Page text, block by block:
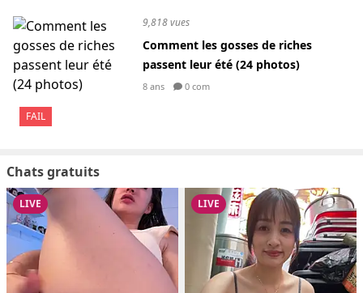
FAIL
9,818 vues
Comment les gosses de riches
passent leur été (24 photos)
8 ans 0 com
Chats gratuits